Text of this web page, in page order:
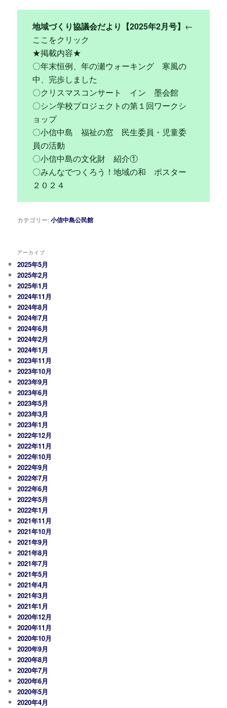
地域づくり協議会だより【2025年2月号】 ←
ここをクリック
★掲載内容★
〇年末恒例、年の瀬ウォーキング 寒風の
中、完歩しました
〇クリスマスコンサート イン 墨会館
〇シン学校プロジェクトの第１回ワークシ
ョップ
〇小信中島 福祉の窓 民生委員・児童委
員の活動
〇小信中島の文化財 紹介①
〇みんなでつくろう！地域の和 ポスター
２０２４
カテゴリー:小信中島公民館
アーカイブ
2025年5月
2025年2月
2025年1月
2024年11月
2024年8月
2024年7月
2024年6月
2024年2月
2024年1月
2023年11月
2023年10月
2023年9月
2023年6月
2023年5月
2023年3月
2023年1月
2022年12月
2022年11月
2022年10月
2022年9月
2022年7月
2022年6月
2022年5月
2022年1月
2021年11月
2021年10月
2021年9月
2021年8月
2021年7月
2021年5月
2021年4月
2021年3月
2021年1月
2020年12月
2020年11月
2020年10月
2020年9月
2020年8月
2020年7月
2020年6月
2020年5月
2020年4月